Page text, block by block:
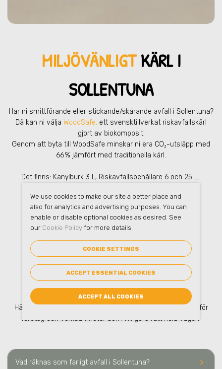
MILJÖVÄNLIGTKÄRL I
SOLLENTUNA
Har ni smittförande eller stickande/skärande avfall i Sollentuna?
Då kan ni välja WoodSafe, ett svensktillverkat riskavfallskärl
gjort av biokomposit.
Genom att byta till WoodSafe minskar ni era CO₂-utsläpp med
66 % jämfört med traditionella kärl.
Det finns: Kanylburk 3 L, Riskavfallsbehållare 6 och 25 L.
FAQ– FARLIGT AVFALLI
SOLLENTUNA
Här hittar du vanliga frågor om farligt avfall
– för
företag och verksamheter som vill göra rätt hela vägen.
keyboard_arrow_right
Vad räknas som farligt avfall i Sollentuna?
We use cookies to make our site a better place and
also for analytics and advertising purposes. You can
enable or disable optional cookies as desired. See
our Cookie Policyfor more details.
COOKIE SETTINGS
ACCEPT ESSENTIAL COOKIES
ACCEPT ALL COOKIES